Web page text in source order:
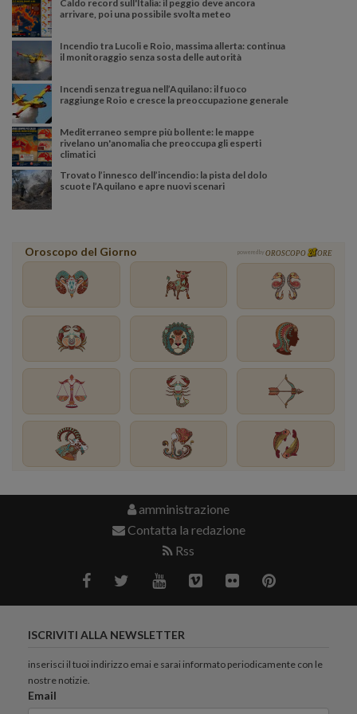
Caldo record sull'Italia: il peggio deve ancora
arrivare, poi una possibile svolta meteo
Incendio tra Lucoli e Roio, massima allerta: continua
il monitoraggio senza sosta delle autorità
Incendi senza tregua nell’Aquilano: il fuoco
raggiunge Roio e cresce la preoccupazione generale
Mediterraneo sempre più bollente: le mappe
rivelano un'anomalia che preoccupa gli esperti
climatici
Trovato l’innesco dell’incendio: la pista del dolo
scuote l’Aquilano e apre nuovi scenari
Oroscopo del Giorno powered by OROSCOPO ORE
amministrazione
Contatta la redazione
Rss
ISCRIVITI ALLA NEWSLETTER
inserisci il tuoi indirizzo emai e sarai informato periodicamente con le
nostre notizie.
Email